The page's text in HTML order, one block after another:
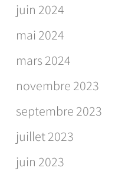
juin 2024
mai 2024
mars 2024
novembre 2023
septembre 2023
juillet 2023
juin 2023